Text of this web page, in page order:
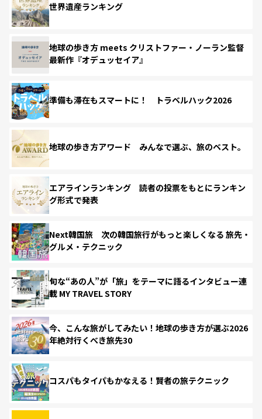
世界遺産ランキング
地球の歩き方 meets クリストファー・ノーラン監督
最新作『オデュッセイア』
準備も滞在もスマートに！ トラベルハック2026
地球の歩き方アワード みんなで選ぶ、旅のベスト。
エアラインランキング 読者の投票をもとにランキン
グ形式で発表
Next韓国旅 次の韓国旅行がもっと楽しくなる 旅先・
グルメ・テクニック
旬な“あの人”が「旅」をテーマに語るインタビュー連
載 MY TRAVEL STORY
今、こんな旅がしてみたい！地球の歩き方が選ぶ2026
年絶対行くべき旅先30
コスパもタイパもかなえる！賢者の旅テクニック